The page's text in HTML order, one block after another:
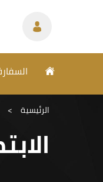
الرئيسية >